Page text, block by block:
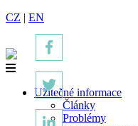
CZ | EN
Užitečné informace
Články
Problémy